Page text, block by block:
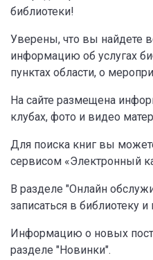
библиотеки!
Уверены, что вы найдете
информацию об услугах
пунктах области, о
На сайте размещена
клубах, фото и видео
Для поиска книг вы
сервисом «Электронный
В разделе "Онлайн
записаться в библиотеку
Информацию о новых
разделе "Новинки".